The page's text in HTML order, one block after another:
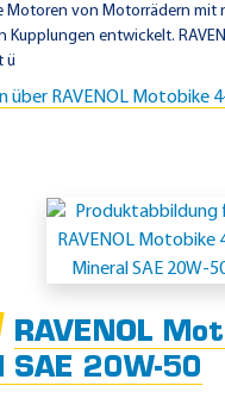
Motoren von Motorrädern mit
Kupplungen entwickelt.
ü
über RAVENOL Motobike
RAVENOL
SAE 20W-50